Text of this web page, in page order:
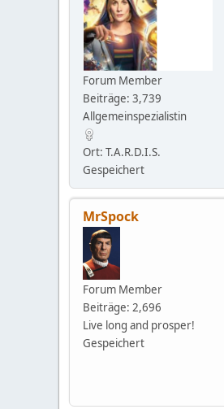
Forum Member
Beiträge: 3,739
Allgemeinspezialistin
Ort: T.A.R.D.I.S.
Gespeichert
MrSpock
Forum Member
Beiträge: 2,696
Live long and prosper!
Gespeichert